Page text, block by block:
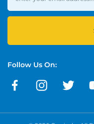
Follow Us On: